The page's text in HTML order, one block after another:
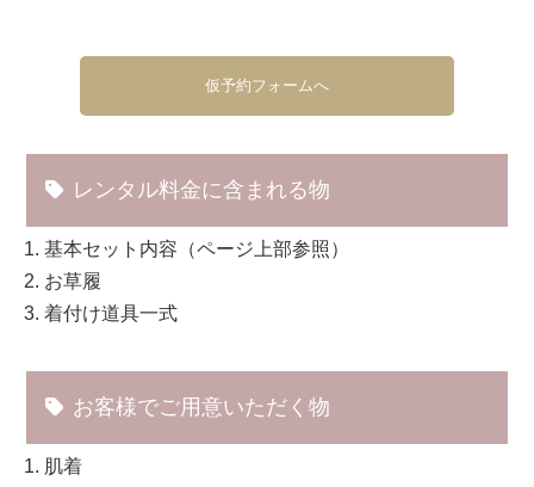
仮予約フォームへ
レンタル料金に含まれる物
基本セット内容（ページ上部参照）
お草履
着付け道具一式
お客様でご用意いただく物
肌着